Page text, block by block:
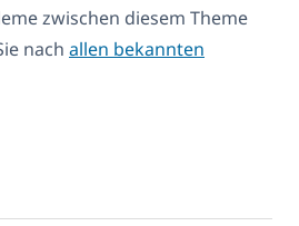
zwischen diesem Theme
nach allen bekannten